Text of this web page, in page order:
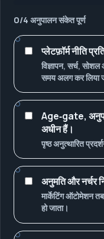
0/4 अनुपालन संकेत पूर्ण
प्लेटफ़ॉर्म नीति
विज्ञापन, सर्च,
समय अलग कर लिया
Age‑gate,
अधीन हैं।
पृष्ठ अनुत्थारित
अनुमति और नर्चर
मार्केटिंग ऑटोमेशन
हो जाता।